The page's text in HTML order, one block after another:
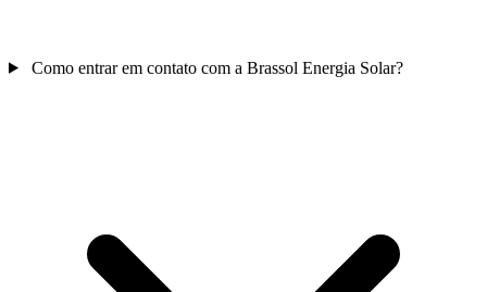
Como entrar em contato com a Brassol Energia Solar?